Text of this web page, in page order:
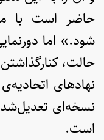
حاضر است با ما
شود.» اما
حالت،
نهادهای
نسخه‌ای
است.